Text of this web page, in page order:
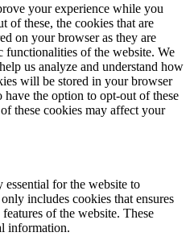
your experience while you
of these, the cookies that are
on your browser as they are
functionalities of the website. We
us analyze and understand how
will be stored in your browser
the option to opt-out of these
these cookies may affect your
essential for the website to
includes cookies that ensures
of the website. These
information.